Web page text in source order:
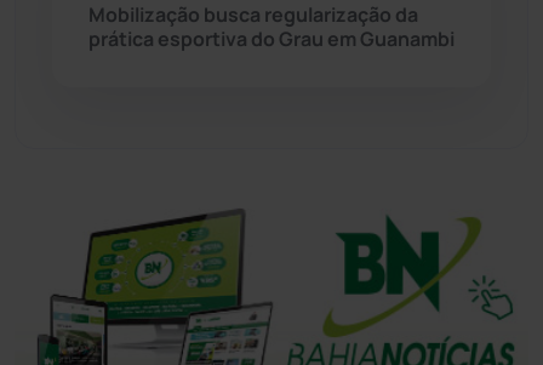
Mobilização busca regularização da
prática esportiva do Grau em Guanambi